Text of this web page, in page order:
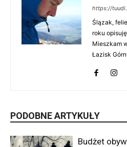
https://
Ślązak,
roku
Mieszkam
Łazisk
PODOBNE ARTYKUŁY
Budżet